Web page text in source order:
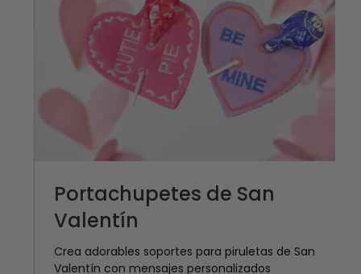
Portachupetes de San
Valentín
Crea adorables soportes para piruletas de San
Valentín con mensajes personalizados